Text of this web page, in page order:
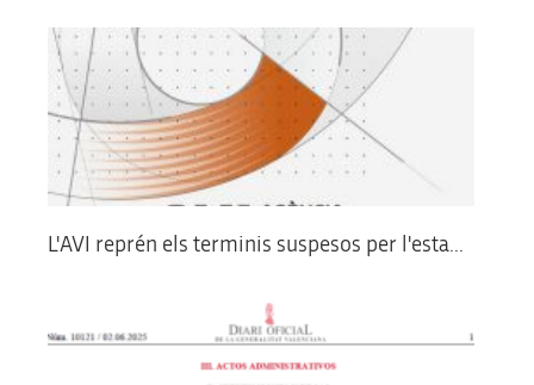
L'AVI reprén els terminis suspesos per l'esta...